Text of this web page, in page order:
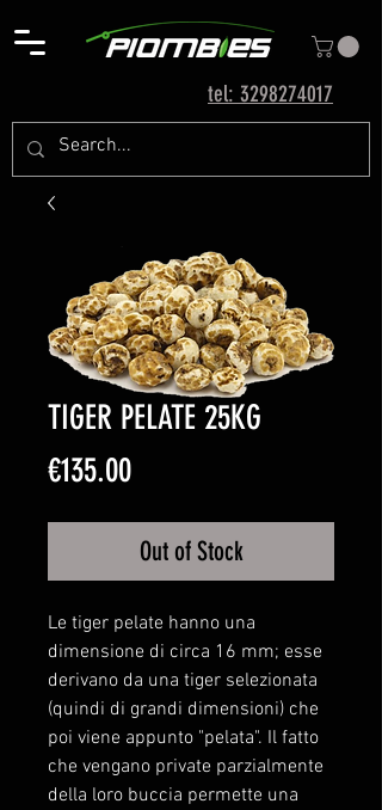
tel: 3298274017
TIGER PELATE 25KG
€135.00Price
Out of Stock
Le tiger pelate hanno una
dimensione di circa 16 mm; esse
derivano da una tiger selezionata
(quindi di grandi dimensioni) che
poi viene appunto "pelata". Il fatto
che vengano private parzialmente
della loro buccia permette una